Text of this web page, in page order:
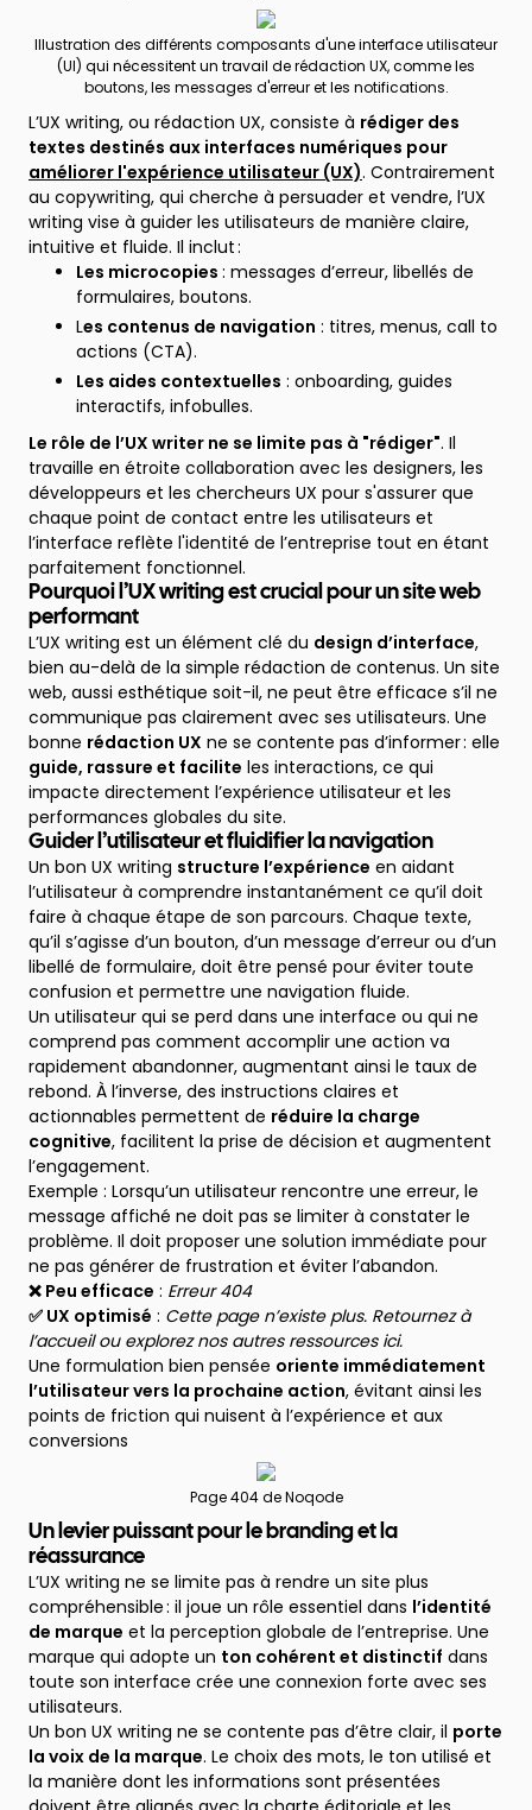
Illustration des différents composants d'une interface utilisateur
(UI) qui nécessitent un travail de rédaction UX, comme les
boutons, les messages d'erreur et les notifications.
L’UX writing, ou rédaction UX, consiste à rédiger des
textes destinés aux interfaces numériques pour
améliorer l'expérience utilisateur (UX). Contrairement
au copywriting, qui cherche à persuader et vendre, l’UX
writing vise à guider les utilisateurs de manière claire,
intuitive et fluide. Il inclut :
Les microcopies : messages d’erreur, libellés de
formulaires, boutons.
Les contenus de navigation : titres, menus, call to
actions (CTA).
Les aides contextuelles : onboarding, guides
interactifs, infobulles.
Le rôle de l’UX writer ne se limite pas à "rédiger". Il
travaille en étroite collaboration avec les designers, les
développeurs et les chercheurs UX pour s'assurer que
chaque point de contact entre les utilisateurs et
l’interface reflète l'identité de l’entreprise tout en étant
parfaitement fonctionnel.
Pourquoi l’UX writing est crucial pour un site web
performant
L’UX writing est un élément clé du design d’interface,
bien au-delà de la simple rédaction de contenus. Un site
web, aussi esthétique soit-il, ne peut être efficace s’il ne
communique pas clairement avec ses utilisateurs. Une
bonne rédaction UX ne se contente pas d’informer : elle
guide, rassure et facilite les interactions, ce qui
impacte directement l’expérience utilisateur et les
performances globales du site.
Guider l’utilisateur et fluidifier la navigation
Un bon UX writing structure l’expérience en aidant
l’utilisateur à comprendre instantanément ce qu’il doit
faire à chaque étape de son parcours. Chaque texte,
qu’il s’agisse d’un bouton, d’un message d’erreur ou d’un
libellé de formulaire, doit être pensé pour éviter toute
confusion et permettre une navigation fluide.
Un utilisateur qui se perd dans une interface ou qui ne
comprend pas comment accomplir une action va
rapidement abandonner, augmentant ainsi le taux de
rebond. À l’inverse, des instructions claires et
actionnables permettent de réduire la charge
cognitive, facilitent la prise de décision et augmentent
l’engagement.
Exemple : Lorsqu’un utilisateur rencontre une erreur, le
message affiché ne doit pas se limiter à constater le
problème. Il doit proposer une solution immédiate pour
ne pas générer de frustration et éviter l’abandon.
❌ Peu efficace : Erreur 404
✅ UX optimisé : Cette page n’existe plus. Retournez à
l’accueil ou explorez nos autres ressources ici.
Une formulation bien pensée oriente immédiatement
l’utilisateur vers la prochaine action, évitant ainsi les
points de friction qui nuisent à l’expérience et aux
conversions
Page 404 de Noqode
Un levier puissant pour le branding et la
réassurance
L’UX writing ne se limite pas à rendre un site plus
compréhensible : il joue un rôle essentiel dans l’identité
de marque et la perception globale de l’entreprise. Une
marque qui adopte un ton cohérent et distinctif dans
toute son interface crée une connexion forte avec ses
utilisateurs.
Un bon UX writing ne se contente pas d’être clair, il porte
la voix de la marque. Le choix des mots, le ton utilisé et
la manière dont les informations sont présentées